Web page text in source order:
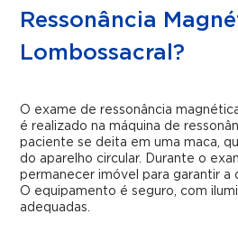
Ressonância
Lombossacral?
O exame de ressonância
é realizado na máquina de
paciente se deita em uma maca,
do aparelho circular. Durante o
permanecer imóvel para garantir a
O equipamento é seguro, com
adequadas.